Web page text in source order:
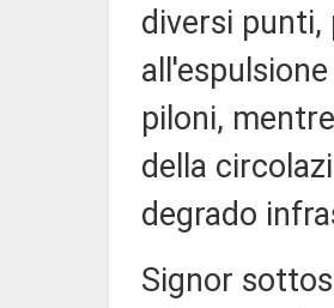
diversi punti,
piloni,
della
degrado
Signor